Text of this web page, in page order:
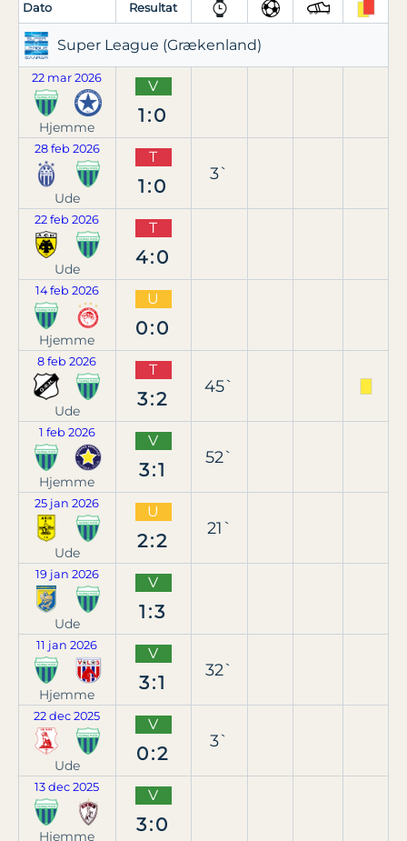
Dato Resultat
Super League (Grækenland)
22 mar 2026
Hjemme
V
1:0
28 feb 2026
Ude
T
1:0
3`
22 feb 2026
Ude
T
4:0
14 feb 2026
Hjemme
U
0:0
8 feb 2026
Ude
T
3:2
45`
1 feb 2026
Hjemme
V
3:1
52`
25 jan 2026
Ude
U
2:2
21`
19 jan 2026
Ude
V
1:3
11 jan 2026
Hjemme
V
3:1
32`
22 dec 2025
Ude
V
0:2
3`
13 dec 2025
Hjemme
V
3:0